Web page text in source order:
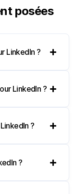
posées
LinkedIn ?
LinkedIn ?
?
?